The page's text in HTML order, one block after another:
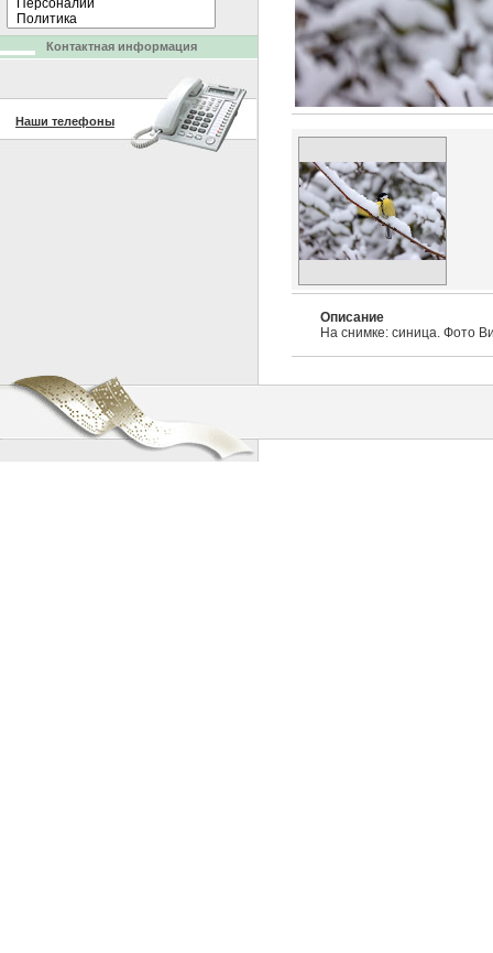
Описание
На снимке: синица. Фото
Контактная информация
Наши телефоны